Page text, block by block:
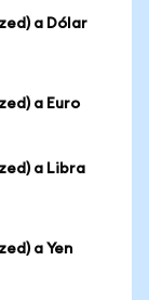
a Dólar
a Euro
a Libra
a Yen